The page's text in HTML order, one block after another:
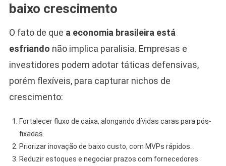
baixo crescimento
O fato de que a economia brasileira está
esfriando não implica paralisia. Empresas e
investidores podem adotar táticas defensivas,
porém flexíveis, para capturar nichos de
crescimento:
Fortalecer fluxo de caixa, alongando dívidas caras para pós-
fixadas.
Priorizar inovação de baixo custo, com MVPs rápidos.
Reduzir estoques e negociar prazos com fornecedores.